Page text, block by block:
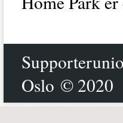
Oslo © 2020